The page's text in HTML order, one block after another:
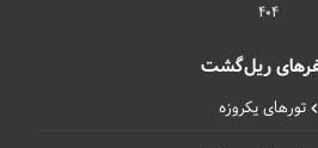
404
ریل‌گشت
تورهای یکروزه